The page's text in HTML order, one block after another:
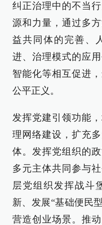
纠正治理中的不当
源和力量，通过多
益共同体的完善、
进、治理模式的应
智能化等相互促进
公平正义。
发挥党建引领功能
理网络建设，扩充
体。发挥党组织的
多元主体共同参与
层党组织发挥战斗
新、发展“基础便民
营造创业场景。推